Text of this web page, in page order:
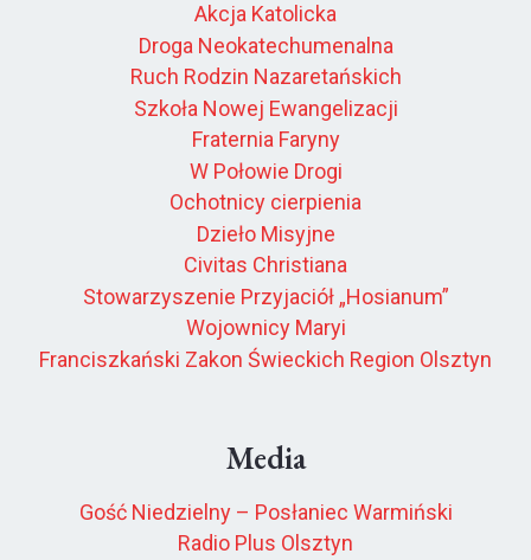
Akcja Katolicka
Droga Neokatechumenalna
Ruch Rodzin Nazaretańskich
Szkoła Nowej Ewangelizacji
Fraternia Faryny
W Połowie Drogi
Ochotnicy cierpienia
Dzieło Misyjne
Civitas Christiana
Stowarzyszenie Przyjaciół „Hosianum”
Wojownicy Maryi
Franciszkański Zakon Świeckich Region Olsztyn
Media
Gość Niedzielny – Posłaniec Warmiński
Radio Plus Olsztyn